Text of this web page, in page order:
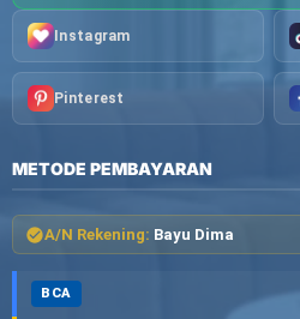
Instagram
Pinterest
METODE PEMBAYARAN
A/N Rekening: Bayu Dima
BCA